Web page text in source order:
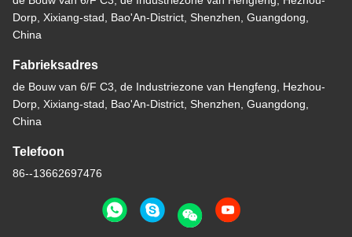
Dorp, Xixiang-stad, Bao'An-District, Shenzhen, Guangdong,
China
Fabrieksadres
de Bouw van 6/F C3, de Industriezone van Hengfeng, Hezhou-
Dorp, Xixiang-stad, Bao'An-District, Shenzhen, Guangdong,
China
Telefoon
86--13662697476